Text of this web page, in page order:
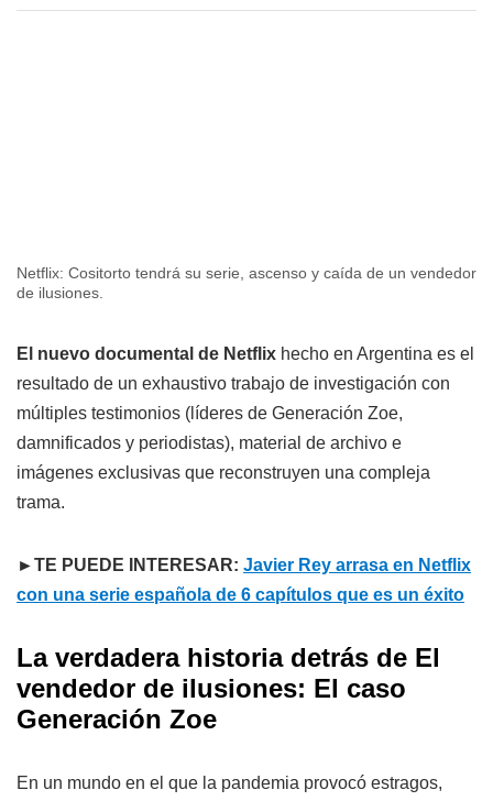
Netflix: Cositorto tendrá su serie, ascenso y caída de un vendedor
de ilusiones.
El nuevo documental de Netflix hecho en Argentina es el
resultado de un exhaustivo trabajo de investigación con
múltiples testimonios (líderes de Generación Zoe,
damnificados y periodistas), material de archivo e
imágenes exclusivas que reconstruyen una compleja
trama.
►TE PUEDE INTERESAR: Javier Rey arrasa en Netflix
con una serie española de 6 capítulos que es un éxito
La verdadera historia detrás de El
vendedor de ilusiones: El caso
Generación Zoe
En un mundo en el que la pandemia provocó estragos,